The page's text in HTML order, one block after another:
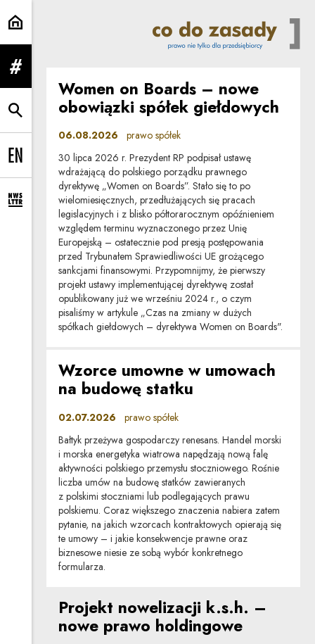
prawo spółek | Co do zasady
rozwiń menu
rozwiń wyszukiwarkę
Change language to EN
rozwiń formularz zapisu na newsletter
Women on Boards – nowe
obowiązki spółek giełdowych
06.08.2026 prawo spółek
30 lipca 2026 r. Prezydent RP podpisał ustawę
wdrażającą do polskiego porządku prawnego
dyrektywę „Women on Boards”. Stało się to po
wielomiesięcznych, przedłużających się pracach
legislacyjnych i z blisko półtorarocznym opóźnieniem
względem terminu wyznaczonego przez Unię
Europejską – ostatecznie pod presją postępowania
przed Trybunałem Sprawiedliwości UE grożącego
sankcjami finansowymi. Przypomnijmy, że pierwszy
projekt ustawy implementującej dyrektywę został
opublikowany już we wrześniu 2024 r., o czym
pisaliśmy w artykule „Czas na zmiany w dużych
spółkach giełdowych – dyrektywa Women on Boards".
Wzorce umowne w umowach
na budowę statku
02.07.2026 prawo spółek
Bałtyk przeżywa gospodarczy renesans. Handel morski
i morska energetyka wiatrowa napędzają nową falę
aktywności polskiego przemysłu stoczniowego. Rośnie
liczba umów na budowę statków zawieranych
z polskimi stoczniami lub podlegających prawu
polskiemu. Coraz większego znaczenia nabiera zatem
pytanie, na jakich wzorcach kontraktowych opierają się
te umowy – i jakie konsekwencje prawne oraz
biznesowe niesie ze sobą wybór konkretnego
formularza.
Projekt nowelizacji k.s.h. –
nowe prawo holdingowe